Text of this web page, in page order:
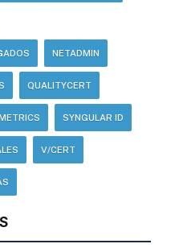
NETADMIN
QUALITYCERT
SYNGULAR ID
V/CERT